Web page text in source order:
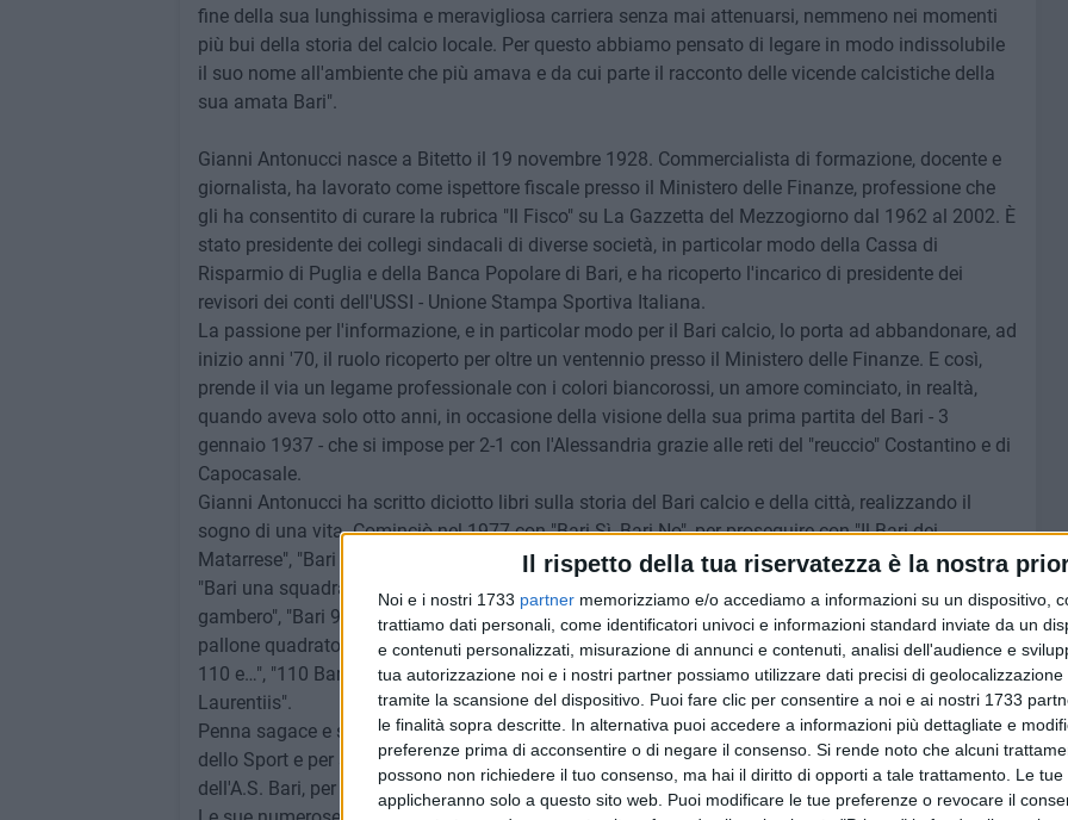
Il rispetto della tua riservatezza è la nostra
Noi e i nostri 1733 partner memorizziamo e/o accediamo a informazioni su un dispositivo,
trattiamo dati personali, come identificatori univoci e informazioni standard inviate da un
e contenuti personalizzati, misurazione di annunci e contenuti, analisi dell'audience e
tua autorizzazione noi e i nostri partner possiamo utilizzare dati precisi di
tramite la scansione del dispositivo. Puoi fare clic per consentire a noi e ai nostri 1733
le finalità sopra descritte. In alternativa puoi accedere a informazioni più dettagliate e
preferenze prima di acconsentire o di negare il consenso. Si rende noto che alcuni
possono non richiedere il tuo consenso, ma hai il diritto di opporti a tale trattamento. Le
applicheranno solo a questo sito web. Puoi modificare le tue preferenze o revocare il
fine della sua lunghissima e meravigliosa carriera senza mai attenuarsi, nemmeno nei momenti
più bui della storia del calcio locale. Per questo abbiamo pensato di legare in modo indissolubile
il suo nome all'ambiente che più amava e da cui parte il racconto delle vicende calcistiche della
sua amata Bari".
Gianni Antonucci nasce a Bitetto il 19 novembre 1928. Commercialista di formazione, docente e
giornalista, ha lavorato come ispettore fiscale presso il Ministero delle Finanze, professione che
gli ha consentito di curare la rubrica "Il Fisco" su La Gazzetta del Mezzogiorno dal 1962 al 2002. È
stato presidente dei collegi sindacali di diverse società, in particolar modo della Cassa di
Risparmio di Puglia e della Banca Popolare di Bari, e ha ricoperto l'incarico di presidente dei
revisori dei conti dell'USSI - Unione Stampa Sportiva Italiana.
La passione per l'informazione, e in particolar modo per il Bari calcio, lo porta ad abbandonare, ad
inizio anni '70, il ruolo ricoperto per oltre un ventennio presso il Ministero delle Finanze. E così,
prende il via un legame professionale con i colori biancorossi, un amore cominciato, in realtà,
quando aveva solo otto anni, in occasione della visione della sua prima partita del Bari - 3
gennaio 1937 - che si impose per 2-1 con l'Alessandria grazie alle reti del "reuccio" Costantino e di
Capocasale.
Gianni Antonucci ha scritto diciotto libri sulla storia del Bari calcio e della città, realizzando il
sogno di una vita. Cominciò nel 1977 con "Bari Sì, Bari No", per proseguire con "Il Bari dei
Matarrese", "Bari in serie A", "Angelo De Palo, una vita per il Bari", "Bari ottanta anni 1908-1988",
"Bari una squadra, una città", "La Puglia, il Mondiale, il Bari", "Il Bari e Platt", "Bari, l'anno del
gambero", "Bari 90, 1908-1998", "Bari e il Bari 1908-2008", "Bari stella del Sud", "Bari 30 in A", "Il
pallone quadrato - il Bari dal centenario al nuovo club dopo il crac", "Leggenda biancorossa", "Bari
110 e…", "110 Bari, dalle ceneri alla rinascita" e terminare con il suo ultimo lavoro " Il Bari e l'era De
Laurentiis".
Penna sagace e stilettate come poche, ha diretto per dodici anni la redazione pugliese del Corriere
dello Sport e per sedici è stato direttore editoriale del mensile "Il Bari", pubblicazione ufficiale
dell'A.S. Bari, per il quale ha messo a disposizione il suo vasto archivio.